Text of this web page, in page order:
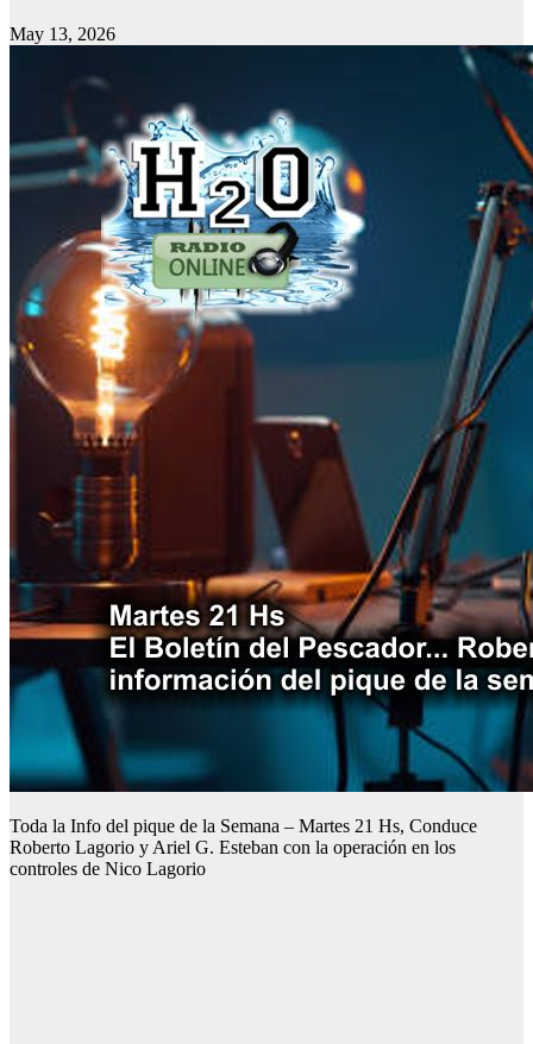
May 13, 2026
Toda la Info del pique de la Semana – Martes 21 Hs, Conduce
Roberto Lagorio y Ariel G. Esteban con la operación en los
controles de Nico Lagorio